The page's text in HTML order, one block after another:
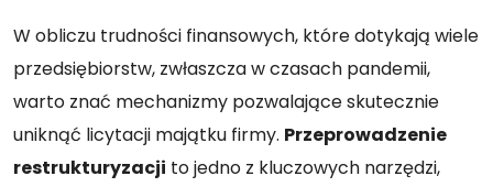
W obliczu trudności finansowych, które dotykają wiele
przedsiębiorstw, zwłaszcza w czasach pandemii,
warto znać mechanizmy pozwalające skutecznie
uniknąć licytacji majątku firmy. Przeprowadzenie
restrukturyzacji to jedno z kluczowych narzędzi,